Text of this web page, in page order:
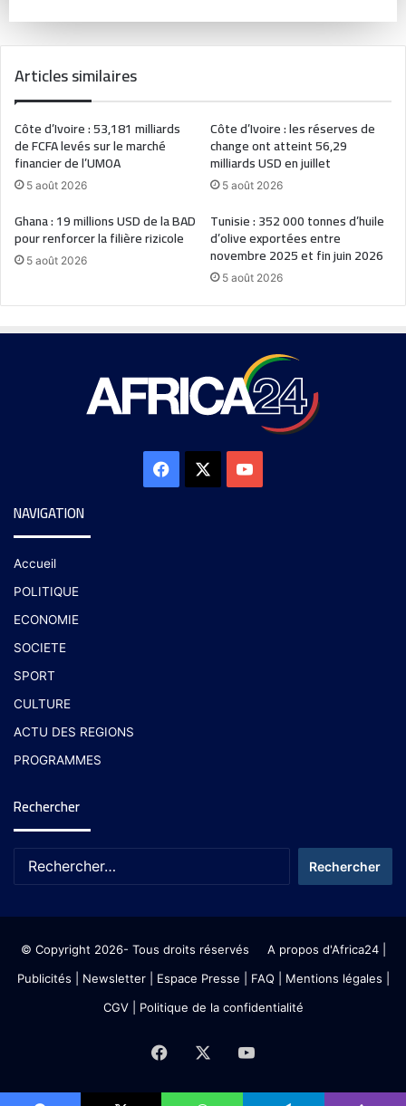
Articles similaires
Côte d’Ivoire : 53,181 milliards
de FCFA levés sur le marché
financier de l’UMOA
5 août 2026
Côte d’Ivoire : les réserves de
change ont atteint 56,29
milliards USD en juillet
5 août 2026
Ghana : 19 millions USD de la BAD
pour renforcer la filière rizicole
5 août 2026
Tunisie : 352 000 tonnes d’huile
d’olive exportées entre
novembre 2025 et fin juin 2026
5 août 2026
NAVIGATION
Accueil
POLITIQUE
ECONOMIE
SOCIETE
SPORT
CULTURE
ACTU DES REGIONS
PROGRAMMES
Rechercher
© Copyright 2026- Tous droits réservés A propos d'Africa24|
Publicités
Newsletter| Espace Presse | FAQ | Mentions légales
CGV| Politique de la confidentialité